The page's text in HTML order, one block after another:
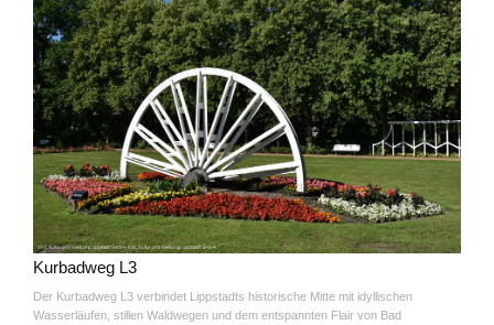
Kurbadweg L3
Der Kurbadweg L3 verbindet Lippstadts historische Mitte mit idyllischen
Wasserläufen, stillen Waldwegen und dem entspannten Flair von Bad